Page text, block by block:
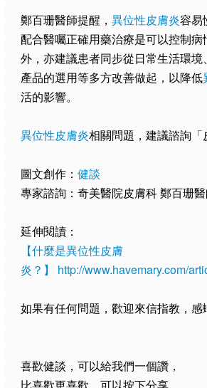
鄭百珊醫師提醒， 異位性皮膚炎容易
配合醫囑正確用藥治療是可以控制
外，亦建議患者同步從日常生活環
產品的選用等多方改善做起，以降低
活的影響。
異位性皮膚炎相關問題，建議諮詢「
圖文創作： 健談
專家諮詢：奇美醫院皮膚科 鄭百珊
延伸閱讀：
【什麼是異位性皮膚
炎？】
http://www.havemary.com/
如果有任何問題，歡迎來信指教，感
喜歡健談，可以給我們一個讚，